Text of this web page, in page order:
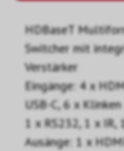
HDBaseT
Switcher mit
Verstärker
Eingänge: 4 x
USB-C, 6 x
1 x RS232, 1 x IR,
Ausänge: 1 x